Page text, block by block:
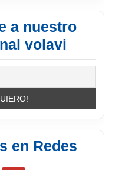
a nuestro
volavi
en Redes